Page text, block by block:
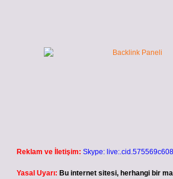
Reklam ve İletişim: Skype:
Yasal Uyarı: Bu internet sitesi, herhangi bir